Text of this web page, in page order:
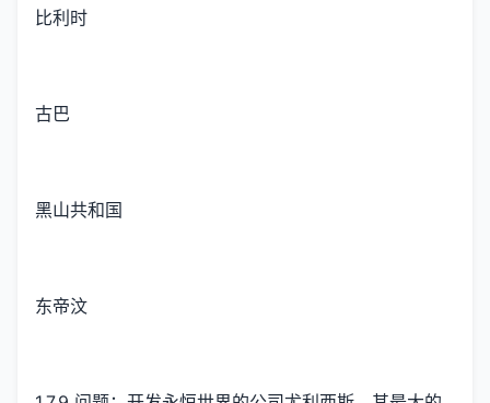
比利时
古巴
黑山共和国
东帝汶